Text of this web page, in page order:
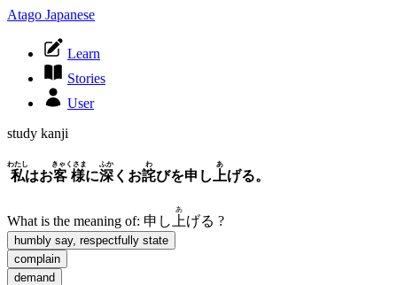
Atago Japanese
Learn
Stories
User
study kanji
私
わたし
はお客様
きゃくさま
に深
ふか
くお詫
わ
びを申し 上
あ
げる。
What is the meaning of: 申し 上
あ
げる ?
humbly say, respectfully state
complain
demand